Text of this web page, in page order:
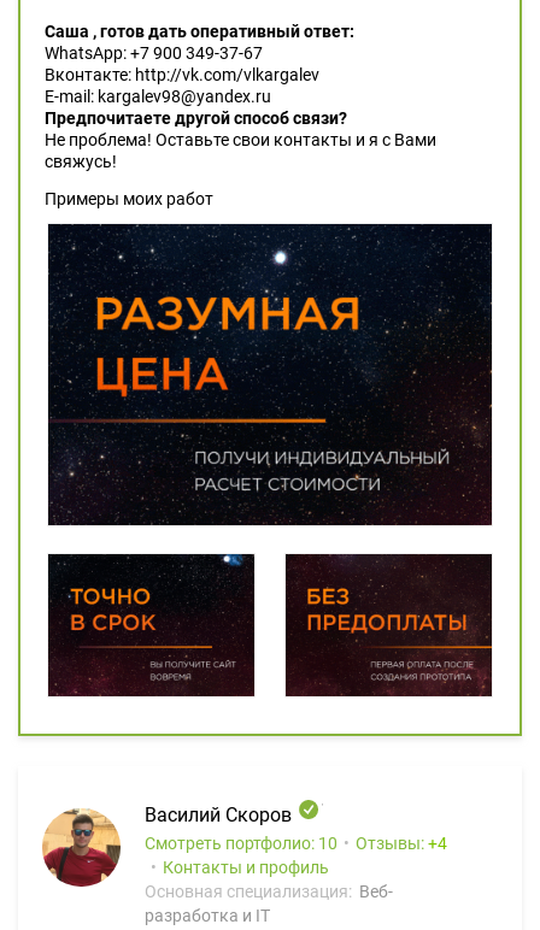
Саша , готов дать оперативный ответ:
WhatsApp: +7 900 349-37-67
Вконтакте: http://vk.com/vlkargalev
E-mail: kargalev98@yandex.ru
Предпочитаете другой способ связи?
Не проблема! Оставьте свои контакты и я с Вами
свяжусь!
Примеры моих работ
Василий Скоров
Смотреть портфолио: 10 Отзывы:
4
Контакты и профиль
Основная специализация: Веб-
разработка и IT